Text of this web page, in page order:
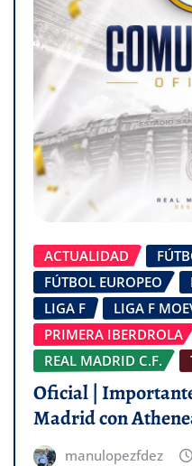
ACTUALIDAD
FÚTBOL EUROPEO
LIGA F
LIGA F
PRIMERA IBERDROLA
REAL MADRID C.F.
Oficial |
Madrid con
manulopezfdez